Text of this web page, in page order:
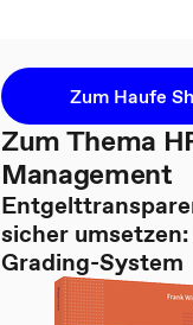
Zum Haufe
Zum Thema
Management
sicher
Grading-System